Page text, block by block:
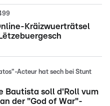
Kräizwuerträtsel
Acteur hat sech bei Stunt
Bautista soll d'Roll vum
der "God of War"-